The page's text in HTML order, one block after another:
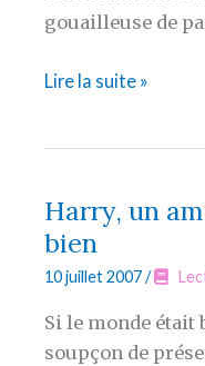
gouailleuse de
La
stérilet
–
suite
et
fin
(j’espère)
Lire la suite »
Harry, un
bien
10 juillet 2007/
Si le monde était
soupçon de